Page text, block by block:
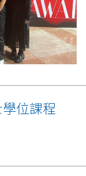
位課程